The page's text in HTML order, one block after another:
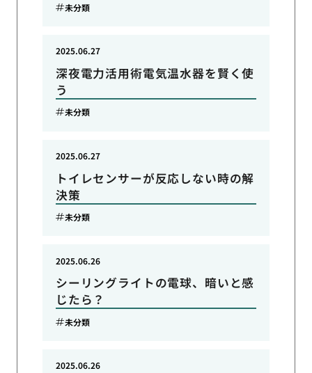
未分類
深夜電力活用術電気温水器を賢く使
う
2025.06.27
未分類
トイレセンサーが反応しない時の解
決策
2025.06.27
未分類
シーリングライトの電球、暗いと感
じたら？
2025.06.26
未分類
2025.06.26